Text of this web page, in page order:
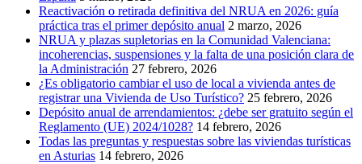
Reactivación o retirada definitiva del NRUA en 2026: guía
práctica tras el primer depósito anual 2 marzo, 2026
NRUA y plazas supletorias en la Comunidad Valenciana:
incoherencias, suspensiones y la falta de una posición clara de
la Administración 27 febrero, 2026
¿Es obligatorio cambiar el uso de local a vivienda antes de
registrar una Vivienda de Uso Turístico? 25 febrero, 2026
Depósito anual de arrendamientos: ¿debe ser gratuito según el
Reglamento (UE) 2024/1028? 14 febrero, 2026
Todas las preguntas y respuestas sobre las viviendas turísticas
en Asturias 14 febrero, 2026